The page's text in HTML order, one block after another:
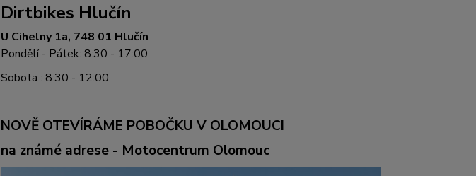
Dirtbikes Hlučín
U Cihelny 1a, 748 01 Hlučín
Pondělí - Pátek: 8:30 - 17:00
Sobota : 8:30 - 12:00
NOVĚ OTEVÍRÁME POBOČKU V OLOMOUCI
na známé adrese - Motocentrum Olomouc